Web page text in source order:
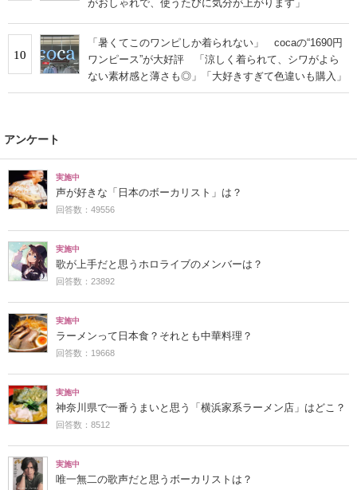
がおしゃれで、使うたびに気分が上がります」
10
「暑くてこのワンピしか着られない」 cocaの“1690円
ワンピース”が大好評 「涼しく着られて、シワがよら
ない素材感と薄さも◎」「大好きすぎて色違いも購入」
アンケート
実施中
声が好きな「日本のボーカリスト」は？
回答数：49556
実施中
歌が上手だと思うホロライブのメンバーは？
回答数：23892
実施中
ラーメンって日本食？それとも中華料理？
回答数：19668
実施中
神奈川県で一番うまいと思う「横浜家系ラーメン店」はどこ？
回答数：8512
実施中
唯一無二の歌声だと思うボーカリストは？